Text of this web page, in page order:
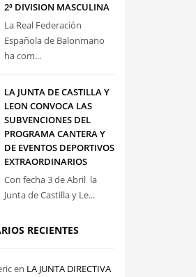
2ª DIVISION MASCULINA
La Real Federación
Española de Balonmano
ha com...
LA JUNTA DE CASTILLA Y
LEON CONVOCA LAS
SUBVENCIONES DEL
PROGRAMA CANTERA Y
DE EVENTOS DEPORTIVOS
EXTRAORDINARIOS
Con fecha 3 de Abril la
Junta de Castilla y Le...
RECIENTES
en LA JUNTA DIRECTIVA